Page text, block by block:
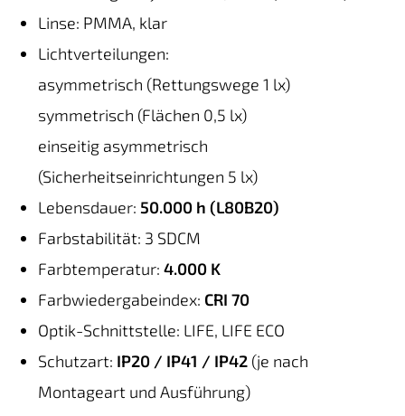
Linse: PMMA, klar
Lichtverteilungen:
asymmetrisch (Rettungswege 1 lx)
symmetrisch (Flächen 0,5 lx)
einseitig asymmetrisch
(Sicherheitseinrichtungen 5 lx)
Lebensdauer: 50.000 h (L80B20)
Farbstabilität: 3 SDCM
Farbtemperatur:4.000 K
Farbwiedergabeindex: CRI 70
Optik-Schnittstelle: LIFE, LIFE ECO
Schutzart: IP20 / IP41 / IP42 (je nach
Montageart und Ausführung)